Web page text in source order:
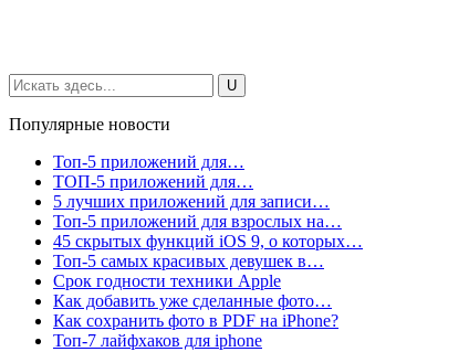
Популярные новости
Топ-5 приложений для…
ТОП-5 приложений для…
5 лучших приложений для записи…
Топ-5 приложений для взрослых на…
45 скрытых функций iOS 9, о которых…
Топ-5 самых красивых девушек в…
Срок годности техники Apple
Как добавить уже сделанные фото…
Как сохранить фото в PDF на iPhone?
Топ-7 лайфхаков для iphone